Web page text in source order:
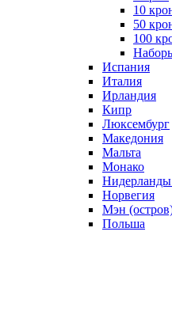
10
50
100
Испания
Италия
Ирландия
Кипр
Люксембург
Македония
Мальта
Монако
Норвегия
Мэн
Польша